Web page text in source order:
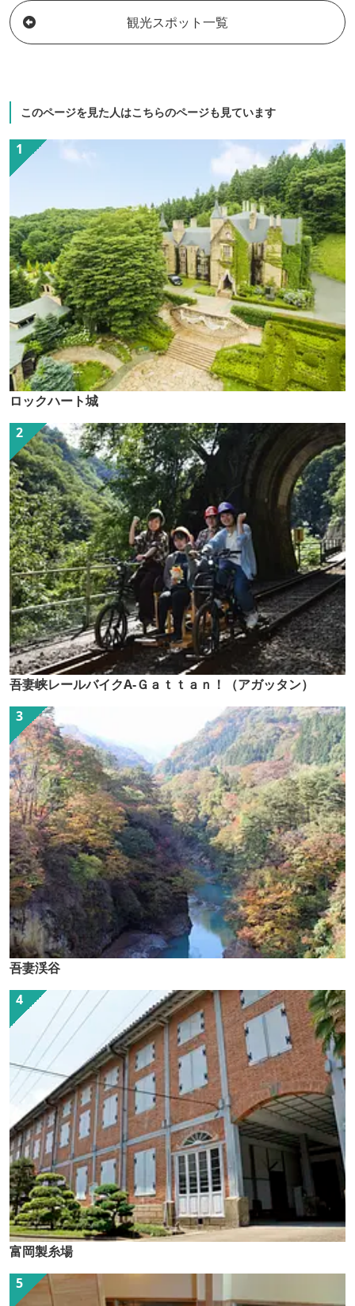
用いただけま
「せせらぎの
いきりリラック
におきりこみ作
メニューも豊富
観光スポット一覧
このページを見た人はこちらのページも見ています
ロックハート城
吾妻峡レールバイクA-Ｇａｔｔａｎ！（アガッタン）
吾妻渓谷
富岡製糸場